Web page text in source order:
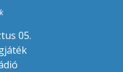
05.